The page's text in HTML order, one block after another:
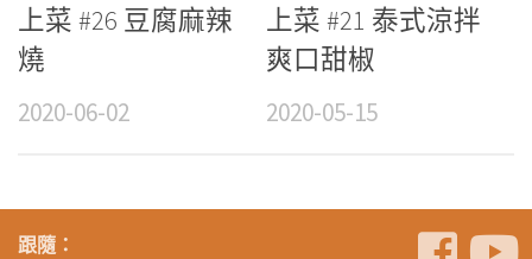
上菜 #26 豆腐麻辣
燒
2020-06-02
上菜 #21 泰式涼拌
爽口甜椒
2020-05-15
跟隨：